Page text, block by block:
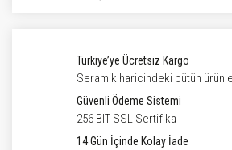
Türkiye’ye Ücretsiz Kargo
Seramik haricindeki bütün
Güvenli Ödeme Sistemi
256 BIT SSL Sertifika
14 Gün İçinde Kolay İade